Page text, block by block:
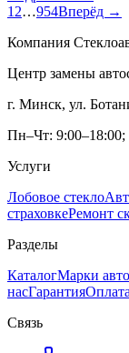
1 2…954Вперёд →
Компания
Центр замены
г. Минск, ул.
Пн–Чт:
Услуги
Лобовое стекло
страховкеРемонт
Разделы
КаталогМарки
насГарантияОплата
Связь